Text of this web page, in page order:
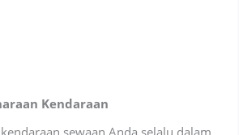
Kendaraan
sewaan Anda selalu dalam